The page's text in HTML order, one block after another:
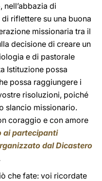
di
riflettere su una buona
missionaria tra il
decisione di creare un
e di pastorale
Istituzione possa
possa raggiungere i
risoluzioni, poiché
slancio missionario.
coraggio e con amore
ai partecipanti
dal Dicastero
che fate: voi ricordate